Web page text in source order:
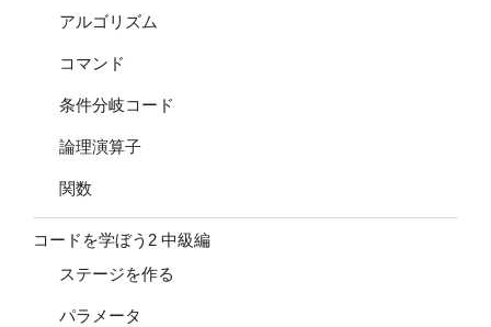
アルゴリズム
コマンド
条件分岐コード
論理演算子
関数
コードを学ぼう2 中級編
ステージを作る
パラメータ